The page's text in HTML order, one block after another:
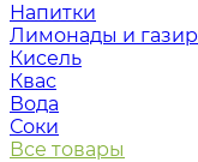
Напитки
Лимонады и
Кисель
Квас
Вода
Соки
Все товары